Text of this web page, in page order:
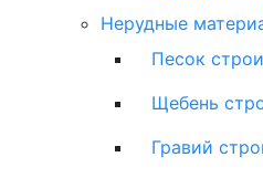
Нерудные
Песок
Щебень
Гравий